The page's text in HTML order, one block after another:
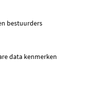
bestuurders
data kenmerken